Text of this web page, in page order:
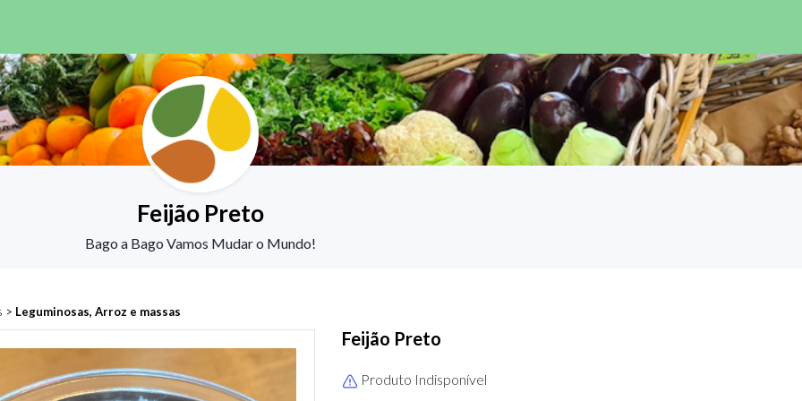
Feijão Preto
Bago a Bago Vamos Mudar o Mundo!
> Leguminosas, Arroz e massas
Feijão Preto
Produto Indisponível